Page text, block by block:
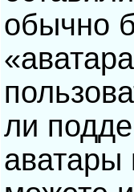
обычно
ли
аватары